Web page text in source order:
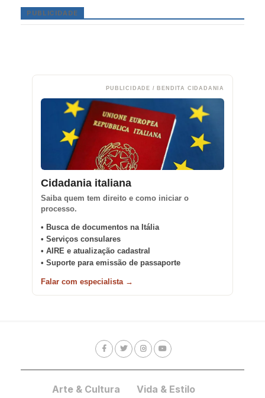
PUBLICIDADE
PUBLICIDADE / BENDITA CIDADANIA
Cidadania italiana
Saiba quem tem direito e como iniciar o
processo.
• Busca de documentos na Itália
• Serviços consulares
• AIRE e atualização cadastral
• Suporte para emissão de passaporte
Falar com especialista →
Arte & Cultura Vida & Estilo